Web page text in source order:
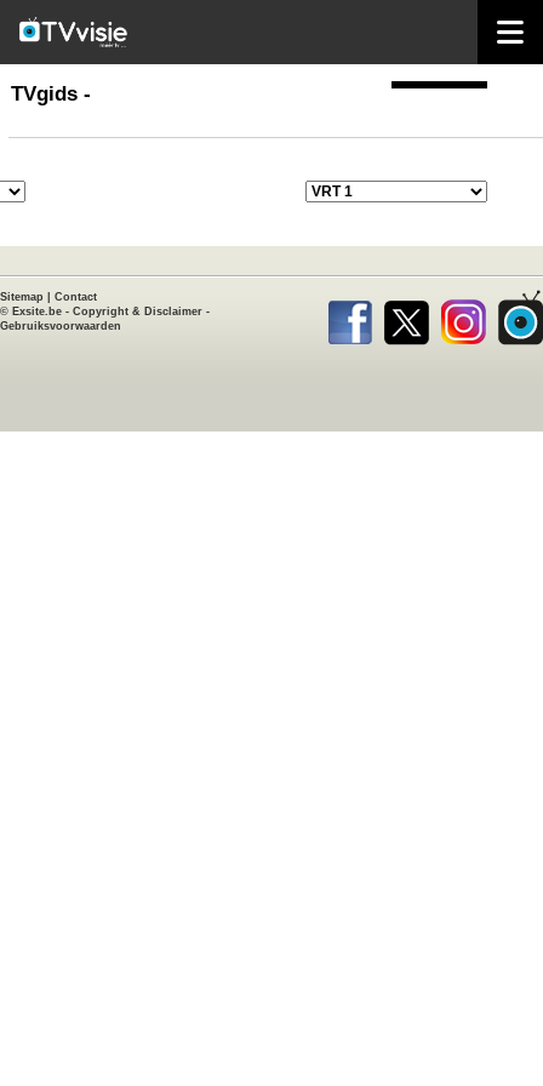
TVgids
TVgids -
Sitemap
Contact
© Exsite.be - Copyright & Disclaimer -
Gebruiksvoorwaarden